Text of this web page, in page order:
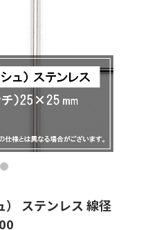
） ステンレス 線径